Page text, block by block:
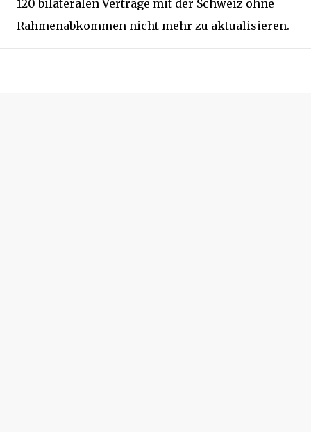
120 bilateralen Verträge mit der Schweiz ohne
Rahmenabkommen nicht mehr zu aktualisieren.